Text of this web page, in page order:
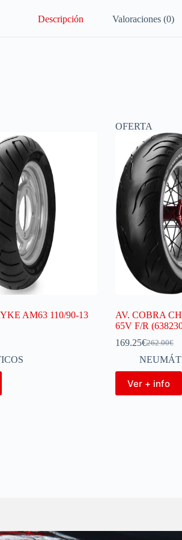
Descripción Valoraciones (0)
AM63 110/90-13
OFERTA
AV. COBRA
65V F/R
262.00€
169.25€
Ver + info